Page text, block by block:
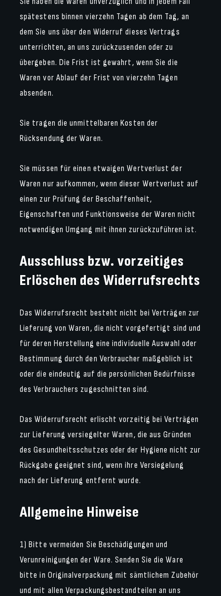
spätestens binnen vierzehn Tagen ab dem Tag, an
dem Sie uns über den Widerruf dieses Vertrags
unterrichten, an uns zurückzusenden oder zu
übergeben. Die Frist ist gewahrt, wenn Sie die
Waren vor Ablauf der Frist von vierzehn Tagen
absenden.
Sie tragen die unmittelbaren Kosten der
Rücksendung der Waren.
Sie müssen für einen etwaigen Wertverlust der
Waren nur aufkommen, wenn dieser Wertverlust auf
einen zur Prüfung der Beschaffenheit,
Eigenschaften und Funktionsweise der Waren nicht
notwendigen Umgang mit ihnen zurückzuführen ist.
Ausschluss bzw. vorzeitiges
Erlöschen des Widerrufsrechts
Das Widerrufsrecht besteht nicht bei Verträgen zur
Lieferung von Waren, die nicht vorgefertigt sind und
für deren Herstellung eine individuelle Auswahl oder
Bestimmung durch den Verbraucher maßgeblich ist
oder die eindeutig auf die persönlichen Bedürfnisse
des Verbrauchers zugeschnitten sind.
Das Widerrufsrecht erlischt vorzeitig bei Verträgen
zur Lieferung versiegelter Waren, die aus Gründen
des Gesundheitsschutzes oder der Hygiene nicht zur
Rückgabe geeignet sind, wenn ihre Versiegelung
nach der Lieferung entfernt wurde.
Allgemeine Hinweise
1) Bitte vermeiden Sie Beschädigungen und
Verunreinigungen der Ware. Senden Sie die Ware
bitte in Originalverpackung mit sämtlichem Zubehör
und mit allen Verpackungsbestandteilen an uns